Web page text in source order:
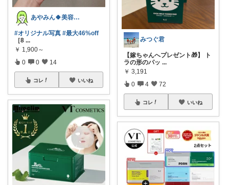
あやみん🍀美容×健康×子ども
#オリジナル写真 #最大46%off
［8 ...
￥ 1,900～
0 0 14
コレ いいね
みつぐ君
【嫁ちゃんへプレゼント🎁】 ト
ラの形のパッ ...
￥ 3,191
0 4 72
コレ いいね